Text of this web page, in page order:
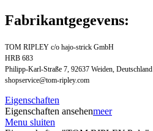
Fabrikantgegevens:
TOM RIPLEY c/o hajo-strick GmbH
HRB 683
Philipp-Karl-Straße 7, 92637 Weiden, Deutschland
shopservice@tom-ripley.com
Eigenschaften
Eigenschaften ansehenmeer
Menu sluiten